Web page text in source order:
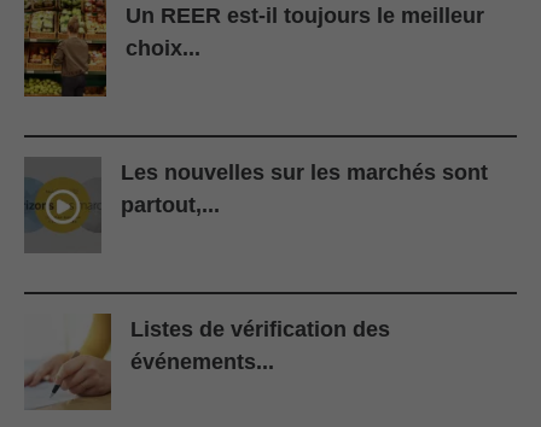
Un REER est-il toujours le meilleur
choix...
Les nouvelles sur les marchés sont
partout,...
Listes de vérification des
événements...